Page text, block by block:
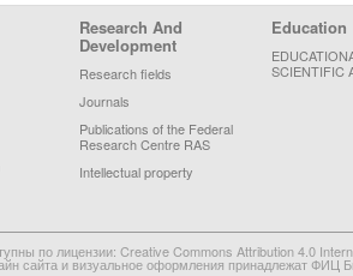
Research And
Development
Research fields
Journals
Publications of the Federal
Research Centre RAS
Intellectual property
Education
SCIENTIFIC
по лицензии: Creative Commons Attribution 4.0
сайта и визуальное оформления принадлежат ФИЦ